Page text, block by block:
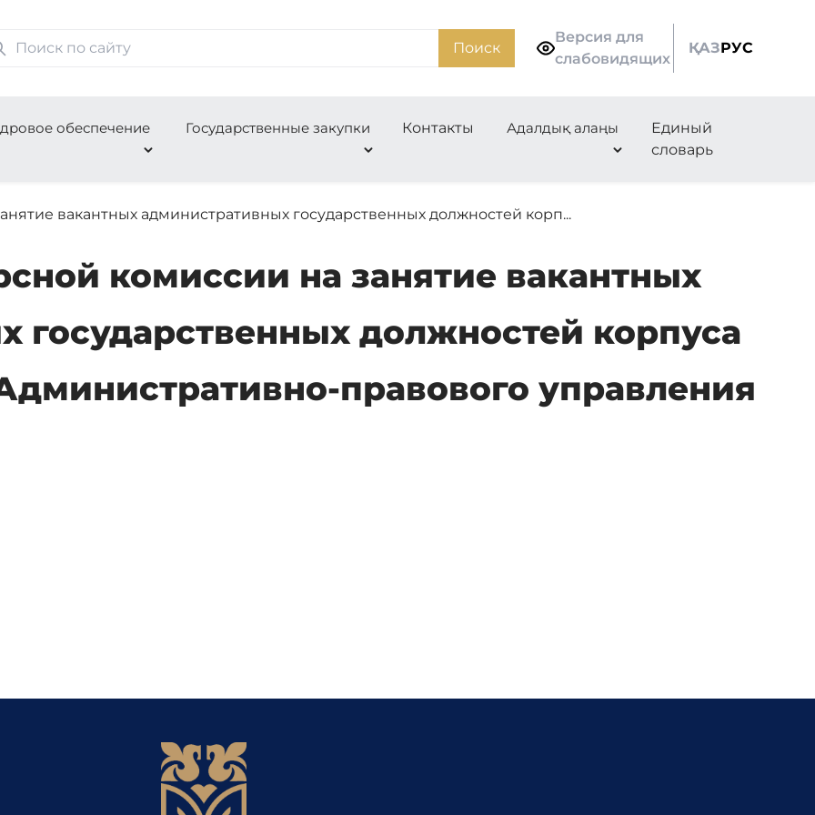
Поиск
Версия для
слабовидящих
ҚАЗРУС
обеспечение Государственные закупки Контакты Адалдық алаңы
Единый
словарь
вакантных административных государственных должностей корп...
комиссии на занятие вакантных
государственных должностей корпуса
правового управления